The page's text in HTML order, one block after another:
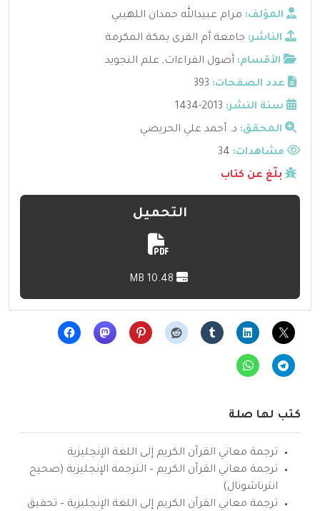
المؤلف: مرام عبيدالله حمدان اللهيبي
الناشر: جامعة أم القرى بمكة المكرمة
الأقسام: أصول القراءات, علم التجويد
عدد الصفحات: 393
سنة النشر: 2013-1434
المحقق: د. أحمد علي الحريصي
مشاهدات:
بلّغ عن كتاب
التحميل
كتب لها صلة
ترجمة معاني القرآن الكريم إلى اللغة الإنجليزية
ترجمة معاني القرآن الكريم – الترجمة الإنجليزية (صحيح
انترناشونال)
ترجمة معاني القرآن الكريم إلى اللغة الإنجليزية – تحقيق